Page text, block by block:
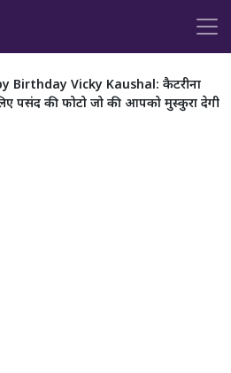
Birthday Vicky Kaushal: कैटरीना
पसंद की फोटो जो की आपको मुस्कुरा देगी